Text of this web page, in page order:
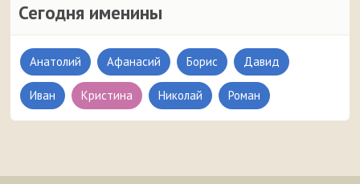
Сегодня именины
Анатолий Афанасий Борис Давид
Иван Кристина Николай Роман